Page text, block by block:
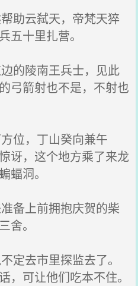
助云弑天，帝梵天猝
五十里扎营。
的陵南王兵士，见此
弓箭射也不是，不射也
位，丁山癸向兼午
讶，这个地方乘了来龙
蝠洞。
备上前拥抱庆贺的柴
舍。
定去市里探监去了。
，可让他们吃本不住。